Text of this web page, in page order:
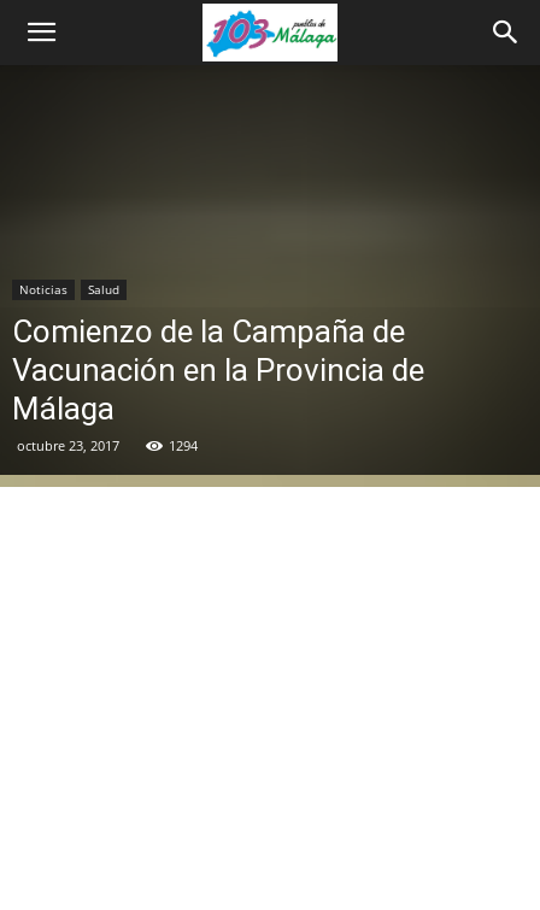
Noticias Salud
Comienzo de la Campaña de
Vacunación en la Provincia de
Málaga
octubre 23, 2017 1294